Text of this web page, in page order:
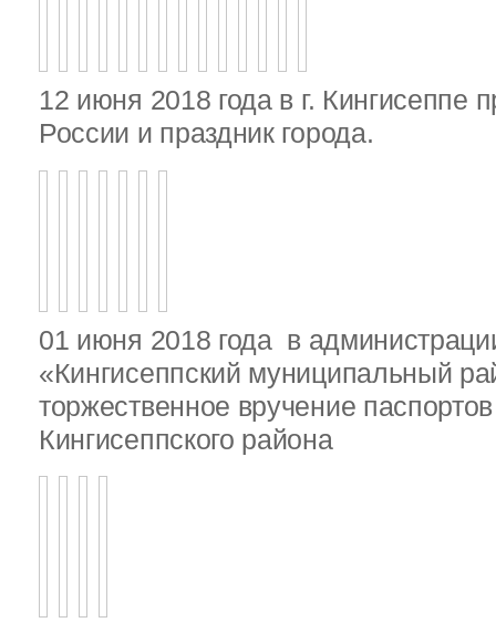
12 июня 2018 года в г. Кингисеппе
России и праздник города.
01 июня 2018 года в
«Кингисеппский муниципальный
торжественное вручение
Кингисеппского района